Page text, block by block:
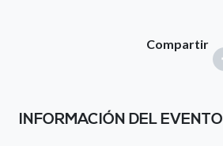
Compartir
INFORMACIÓN DEL EVENTO